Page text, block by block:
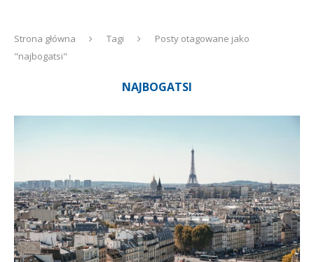
Strona główna Tagi
Posty otagowane jako
"najbogatsi"
NAJBOGATSI